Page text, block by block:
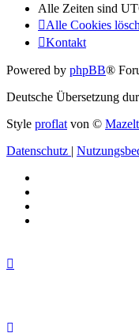
Alle Zeiten sind
Alle Cookies
Kontakt
Powered by phpBB®
Deutsche Übersetzung
Style proflat von ©
Datenschutz |